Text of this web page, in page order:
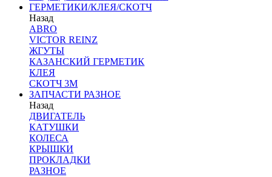
ГЕРМЕТИКИ/КЛЕЯ/СКОТЧ
Назад
ABRO
VICTOR REINZ
ЖГУТЫ
КАЗАНСКИЙ ГЕРМЕТИК
КЛЕЯ
СКОТЧ 3М
ЗАПЧАСТИ РАЗНОЕ
Назад
ДВИГАТЕЛЬ
КАТУШКИ
КОЛЕСА
КРЫШКИ
ПРОКЛАДКИ
РАЗНОЕ